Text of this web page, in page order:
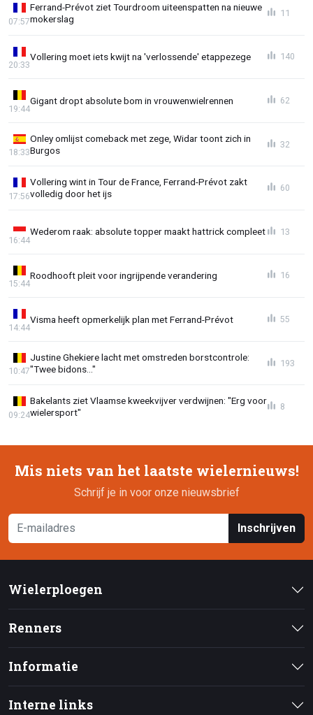
Ferrand-Prévot ziet Tourdroom uiteenspatten na nieuwe
mokerslag
07:57
11
Vollering moet iets kwijt na 'verlossende' etappezege
20:33
140
Gigant dropt absolute bom in vrouwenwielrennen
19:44
62
Onley omlijst comeback met zege, Widar toont zich in
Burgos
18:33
32
Vollering wint in Tour de France, Ferrand-Prévot zakt
volledig door het ijs
17:56
60
Wederom raak: absolute topper maakt hattrick compleet
16:44
13
Roodhooft pleit voor ingrijpende verandering
15:44
16
Visma heeft opmerkelijk plan met Ferrand-Prévot
14:44
55
Justine Ghekiere lacht met omstreden borstcontrole:
"Twee bidons..."
10:47
193
Bakelants ziet Vlaamse kweekvijver verdwijnen: "Erg voor
wielersport"
09:24
8
Mis niets van het laatste wielernieuws!
Schrijf je in voor onze nieuwsbrief
Inschrijven
Wielerploegen
Renners
Informatie
Interne links